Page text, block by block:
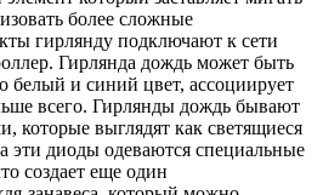
более сложные
гирлянду подключают к сети
Гирлянда дождь может быть
белый и синий цвет, ассоциирует
всего. Гирлянды дождь бывают
которые выглядят как светящиеся
эти диоды одеваются специальные
создает еще один